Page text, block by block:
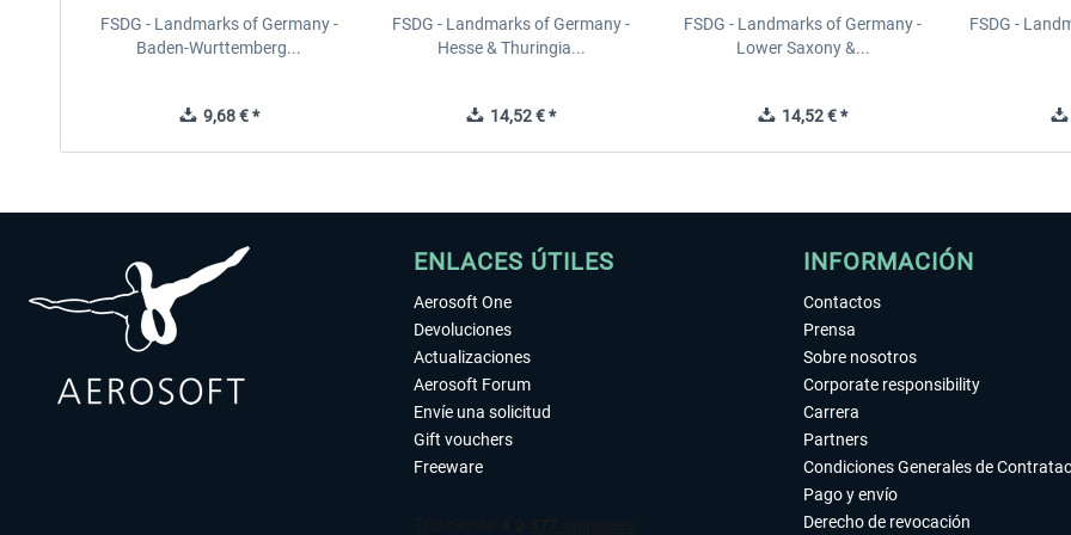
FSDG - Landmarks of Germany -
Baden-Wurttemberg...
9,68 € *
FSDG - Landmarks of Germany -
Hesse & Thuringia...
14,52 € *
FSDG - Landmarks of Germany -
Lower Saxony &...
14,52 € *
FSDG -
ENLACES ÚTILES
Aerosoft One
Devoluciones
Actualizaciones
Aerosoft Forum
Envíe una solicitud
Gift vouchers
Freeware
INFORMACIÓN
Contactos
Prensa
Sobre nosotros
Corporate responsibility
Carrera
Partners
Condiciones Generales de
Pago y envío
Derecho de revocación